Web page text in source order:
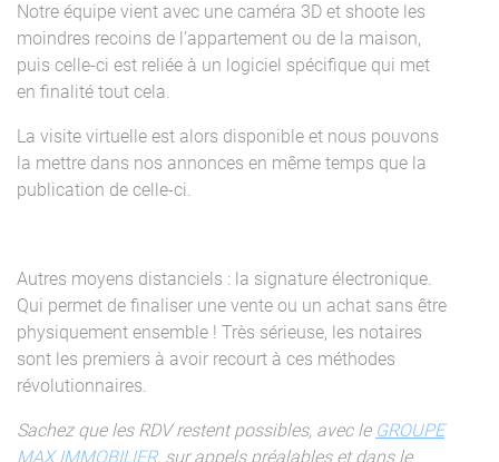
Notre équipe vient avec une caméra 3D et shoote les
moindres recoins de l’appartement ou de la maison,
puis celle-ci est reliée à un logiciel spécifique qui met
en finalité tout cela.
La visite virtuelle est alors disponible et nous pouvons
la mettre dans nos annonces en même temps que la
publication de celle-ci.
Autres moyens distanciels : la signature électronique.
Qui permet de finaliser une vente ou un achat sans être
physiquement ensemble ! Très sérieuse, les notaires
sont les premiers à avoir recourt à ces méthodes
révolutionnaires.
Sachez que les RDV restent possibles, avec le GROUPE
MAX IMMOBILIER, sur appels préalables et dans le